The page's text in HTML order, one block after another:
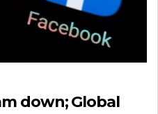
down; Global